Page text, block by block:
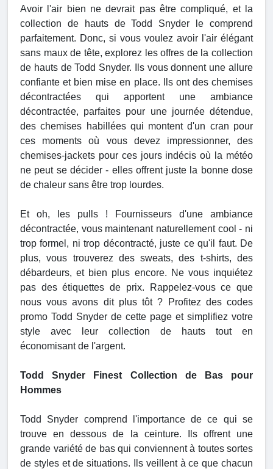
Avoir l'air bien ne devrait pas être compliqué, et la
collection de hauts de Todd Snyder le comprend
parfaitement. Donc, si vous voulez avoir l'air élégant
sans maux de tête, explorez les offres de la collection
de hauts de Todd Snyder. Ils vous donnent une allure
confiante et bien mise en place. Ils ont des chemises
décontractées qui apportent une ambiance
décontractée, parfaites pour une journée détendue,
des chemises habillées qui montent d'un cran pour
ces moments où vous devez impressionner, des
chemises-jackets pour ces jours indécis où la météo
ne peut se décider - elles offrent juste la bonne dose
de chaleur sans être trop lourdes.
Et oh, les pulls ! Fournisseurs d'une ambiance
décontractée, vous maintenant naturellement cool - ni
trop formel, ni trop décontracté, juste ce qu'il faut. De
plus, vous trouverez des sweats, des t-shirts, des
débardeurs, et bien plus encore. Ne vous inquiétez
pas des étiquettes de prix. Rappelez-vous ce que
nous vous avons dit plus tôt ? Profitez des codes
promo Todd Snyder de cette page et simplifiez votre
style avec leur collection de hauts tout en
économisant de l'argent.
Todd Snyder Finest Collection de Bas pour
Hommes
Todd Snyder comprend l'importance de ce qui se
trouve en dessous de la ceinture. Ils offrent une
grande variété de bas qui conviennent à toutes sortes
de styles et de situations. Ils veillent à ce que chacun